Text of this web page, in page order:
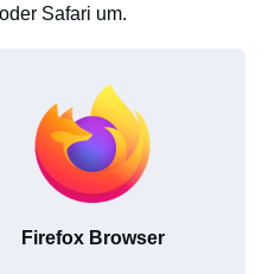
Safari um.
Firefox Browser